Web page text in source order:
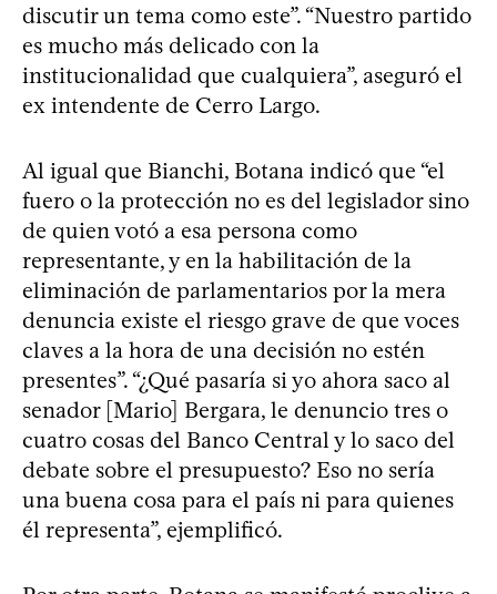
discutir un tema como este”. “Nuestro partido
es mucho más delicado con la
institucionalidad que cualquiera”, aseguró el
ex intendente de Cerro Largo.
Al igual que Bianchi, Botana indicó que “el
fuero o la protección no es del legislador sino
de quien votó a esa persona como
representante, y en la habilitación de la
eliminación de parlamentarios por la mera
denuncia existe el riesgo grave de que voces
claves a la hora de una decisión no estén
presentes”. “¿Qué pasaría si yo ahora saco al
senador [Mario] Bergara, le denuncio tres o
cuatro cosas del Banco Central y lo saco del
debate sobre el presupuesto? Eso no sería
una buena cosa para el país ni para quienes
él representa”, ejemplificó.